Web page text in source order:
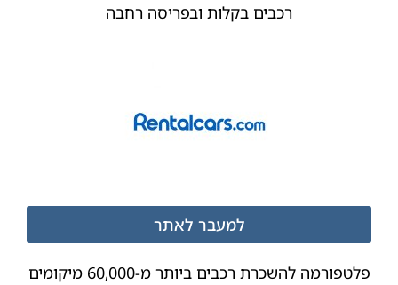
רכבים בקלות ובפריסה רחבה
למעבר לאתר
פלטפורמה להשכרת רכבים ביותר מ-60,000 מיקומים